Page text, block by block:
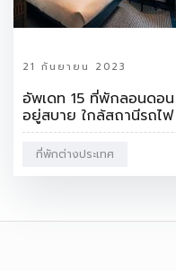
21 กันยายน 2023
อัพเดท 15 ที่พักลอนดอ
อยู่สบาย ใกล้สถานีรถ
ที่พักต่างประเทศ